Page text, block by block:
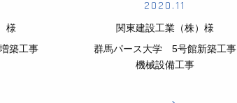
様
築工事
2020.11
関東建設工業（株）様
群馬パース大学 5号館新築工事
機械設備工事